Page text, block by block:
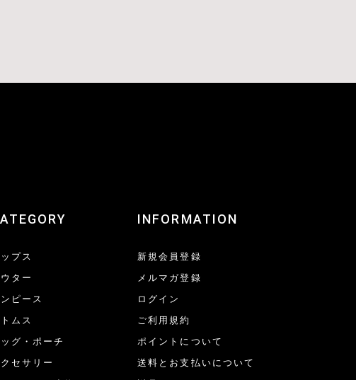
ップス
ター
ピース
ムス
グ・ポーチ
セサリー
INFORMATION
新規会員登録
メルマガ登録
ログイン
ご利用規約
ポイントについて
送料とお支払いについて